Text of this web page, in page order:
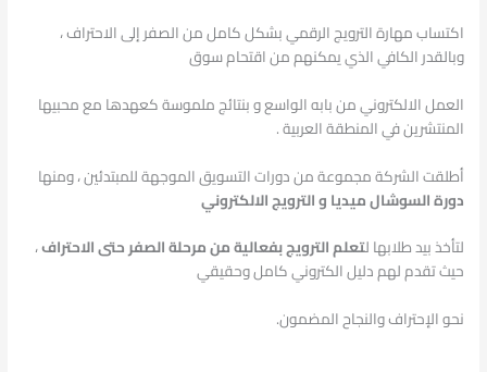
اكتساب مهارة الترويج الرقمي بشكل كامل من الصفر إلى الاحتراف ،
وبالقدر الكافي الذي يمكنهم من اقتحام سوق
العمل الالكتروني من بابه الواسع و بنتائج ملموسة كعهدها مع محبيها
المنتشرين في المنطقة العربية .
أطلقت الشركة مجموعة من دورات التسويق الموجهة للمبتدئين ، ومنها
دورة السوشال ميديا و الترويج الالكتروني
لتأخذ بيد طلابها لتعلم الترويج بفعالية من مرحلة الصفر حتى الاحتراف،
حيث تقدم لهم دليل الكتروني كامل وحقيقي
نحو الإحتراف والنجاح المضمون.